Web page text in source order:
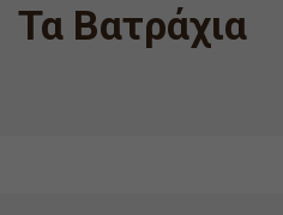
Τα Βατράχια